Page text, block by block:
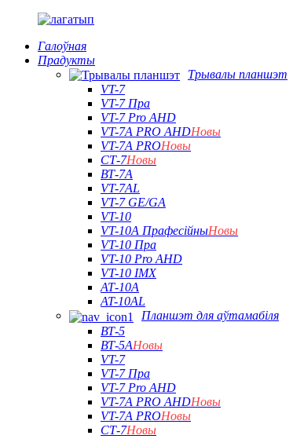
Галоўная
Прадукты
Трывалы планшэт
VT-7
VT-7 Пра
VT-7 Pro AHD
VT-7A PRO AHDНовы
VT-7A PROНовы
СТ-7Новы
ВТ-7А
VT-7AL
VT-7 GE/GA
VT-10
VT-10A ПрафесійныНовы
VT-10 Пра
VT-10 Pro AHD
VT-10 IMX
АТ-10А
AT-10AL
Планшэт для аўтамабіля
ВТ-5
ВТ-5АНовы
VT-7
VT-7 Пра
VT-7 Pro AHD
VT-7A PRO AHDНовы
VT-7A PROНовы
СТ-7Новы